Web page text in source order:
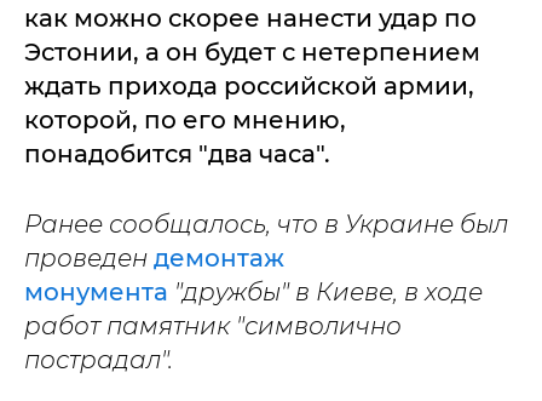
как можно скорее нанести удар по
Эстонии, а он будет с нетерпением
ждать прихода российской армии,
которой, по его мнению,
понадобится "два часа".
Ранее сообщалось, что в Украине был
проведен демонтаж
монумента "дружбы" в Киеве, в ходе
работ памятник "символично
пострадал".